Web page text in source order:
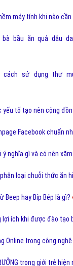
máy tính khi nào cần
bầu ăn quả dâu
cách sử dụng thư
yếu tố tạo nên cộng
Facebook chuẩn
ý nghĩa gì và có nên
loại chuỗi thức ăn
Beep hay Bíp Bép là gì?
lợi ích khi được đào tạo
Online trong công
trong giới trẻ hiện